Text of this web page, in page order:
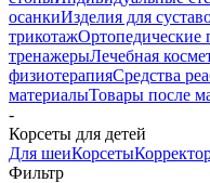
осанкиИзделия для
трикотажОртопедические
тренажерыЛечебная
физиотерапияСредства
материалыТовары после
-
Корсеты для детей
Для шеиКорсеты
Фильтр